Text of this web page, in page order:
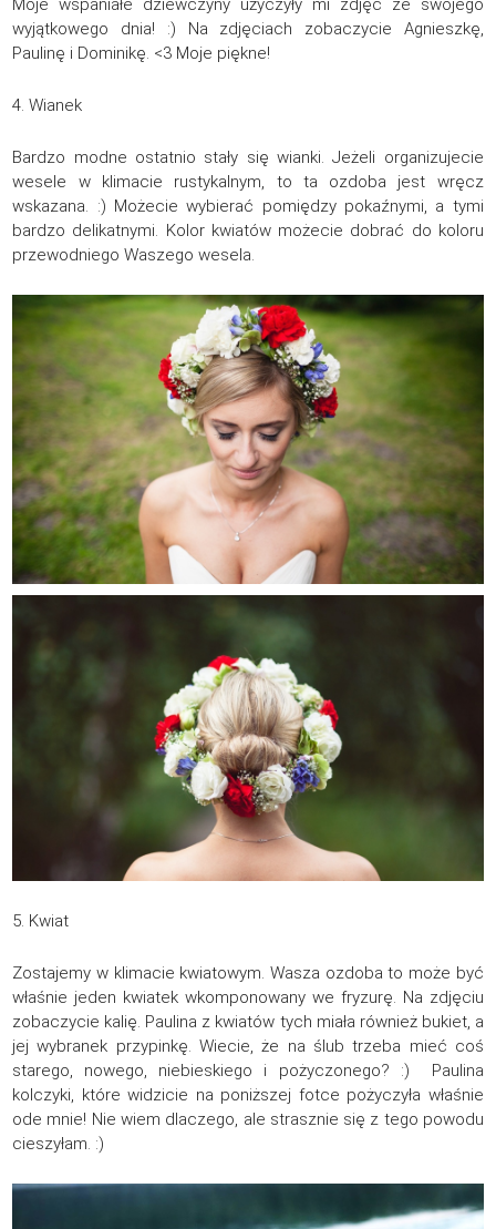
Moje wspaniałe dziewczyny użyczyły mi zdjęć ze swojego
wyjątkowego dnia! :) Na zdjęciach zobaczycie Agnieszkę,
Paulinę i Dominikę. <3 Moje piękne!
4. Wianek
Bardzo modne ostatnio stały się wianki. Jeżeli organizujecie
wesele w klimacie rustykalnym, to ta ozdoba jest wręcz
wskazana. :) Możecie wybierać pomiędzy pokaźnymi, a tymi
bardzo delikatnymi. Kolor kwiatów możecie dobrać do koloru
przewodniego Waszego wesela.
5. Kwiat
Zostajemy w klimacie kwiatowym. Wasza ozdoba to może być
właśnie jeden kwiatek wkomponowany we fryzurę. Na zdjęciu
zobaczycie kalię. Paulina z kwiatów tych miała również bukiet, a
jej wybranek przypinkę. Wiecie, że na ślub trzeba mieć coś
starego, nowego, niebieskiego i pożyczonego? :) Paulina
kolczyki, które widzicie na poniższej fotce pożyczyła właśnie
ode mnie! Nie wiem dlaczego, ale strasznie się z tego powodu
cieszyłam. :)